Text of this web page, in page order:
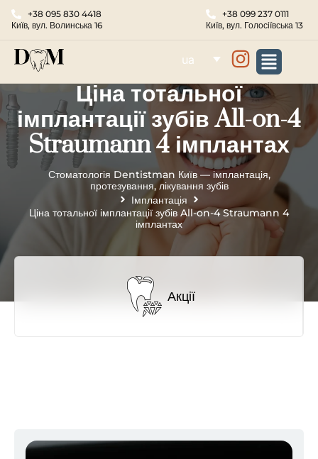
+38 095 830 4418
Київ, вул. Волинська 16
+38 099 237 0111
Київ, вул. Голосіївська 13
ua
Ціна тотальної
імплантації зубів All-on-4
Straumann 4 імплантах
Стоматологія Dentistman Київ — імплантація,
протезування, лікування зубів
Імплантація
Ціна тотальної імплантації зубів All-on-4 Straumann 4
імплантах
Акції